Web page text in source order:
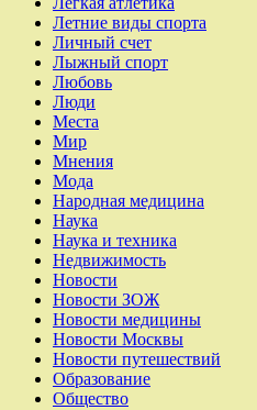
Летние виды спорта
Личный счет
Лыжный спорт
Любовь
Люди
Места
Мир
Мнения
Мода
Народная медицина
Наука
Наука и техника
Недвижимость
Новости
Новости ЗОЖ
Новости медицины
Новости Москвы
Новости путешествий
Образование
Общество